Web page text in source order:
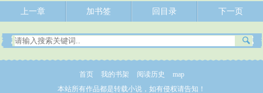
上一章 加书签 回目录 下一页
首页 我的书架 阅读历史
map
本站所有作品都是转载小说，如有侵权请告知！